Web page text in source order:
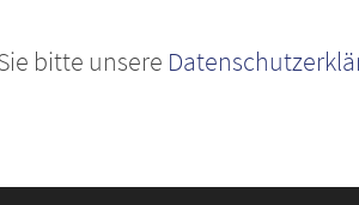
bitte unsere